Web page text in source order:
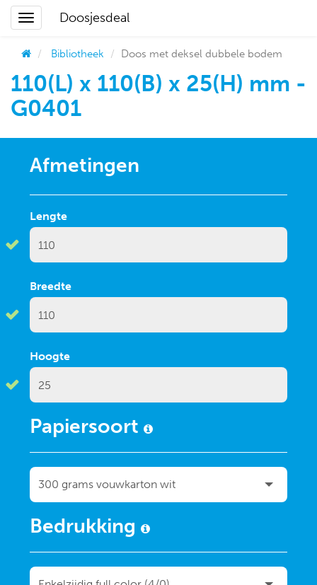
Doosjesdeal
Bibliotheek Doos met deksel dubbele bodem
110(L) x 110(B) x 25(H) mm -
G0401
Afmetingen
Lengte
Breedte
Hoogte
Papiersoort
Bedrukking